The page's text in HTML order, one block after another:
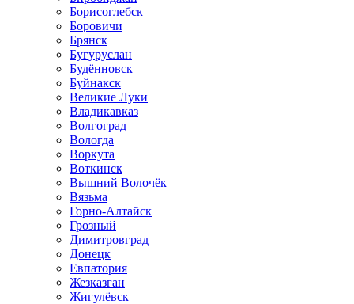
Борисоглебск
Боровичи
Брянск
Бугуруслан
Будённовск
Буйнакск
Великие Луки
Владикавказ
Волгоград
Вологда
Воркута
Воткинск
Вышний Волочёк
Вязьма
Горно-Алтайск
Грозный
Димитровград
Донецк
Евпатория
Жезказган
Жигулёвск